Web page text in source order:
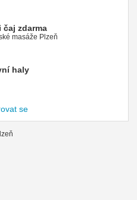
čaj zdarma
masáže Plzeň
haly
se